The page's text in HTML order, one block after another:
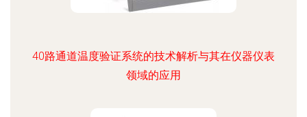
40路通道温度验证系统的技术解析与其在仪器仪表
领域的应用